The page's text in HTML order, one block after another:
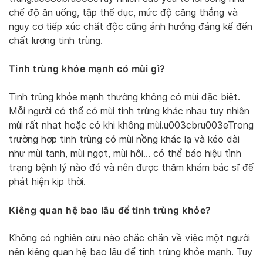
chế độ ăn uống, tập thể dục, mức độ căng thẳng và
nguy cơ tiếp xúc chất độc cũng ảnh hưởng đáng kể đến
chất lượng tinh trùng.
Tinh trùng khỏe mạnh có mùi gì?
Tinh trùng khỏe mạnh thường không có mùi đặc biệt.
Mỗi người có thể có mùi tinh trùng khác nhau tuy nhiên
mùi rất nhạt hoặc có khi không mùi.u003cbru003eTrong
trường hợp tinh trùng có mùi nồng khác lạ và kéo dài
như mùi tanh, mùi ngọt, mùi hôi… có thể báo hiệu tình
trạng bệnh lý nào đó và nên được thăm khám bác sĩ để
phát hiện kịp thời.
Kiêng quan hệ bao lâu để tinh trùng khỏe?
Không có nghiên cứu nào chắc chắn về việc một người
nên kiêng quan hệ bao lâu để tinh trùng khỏe mạnh. Tuy